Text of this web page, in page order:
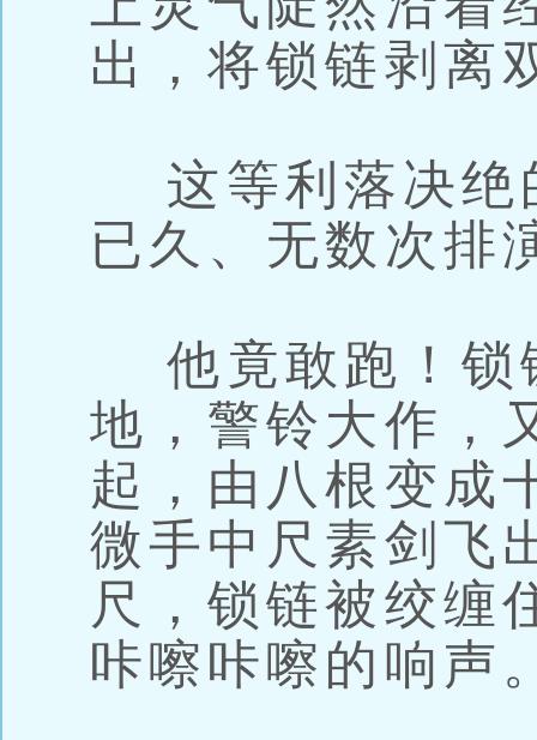
出，将锁链剥离
这等利落决绝
已久、无数次排
他竟敢跑！锁
地，警铃大作，
起，由八根变成
微手中尺素剑飞
尺，锁链被绞缠
咔嚓咔嚓的响声